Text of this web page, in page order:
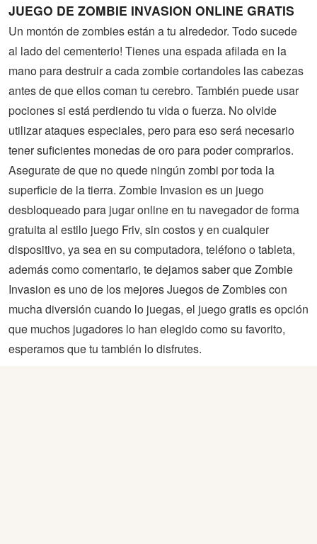
Animaciones
JUEGO DE ZOMBIE INVASION ONLINE GRATIS
Un montón de zombies están a tu alrededor. Todo sucede
al lado del cementerio! Tienes una espada afilada en la
mano para destruir a cada zombie cortandoles las cabezas
antes de que ellos coman tu cerebro. También puede usar
pociones si está perdiendo tu vida o fuerza. No olvide
utilizar ataques especiales, pero para eso será necesario
tener suficientes monedas de oro para poder comprarlos.
Asegurate de que no quede ningún zombi por toda la
superficie de la tierra. Zombie Invasion es un juego
desbloqueado para jugar online en tu navegador de forma
gratuita al estilo juego Friv, sin costos y en cualquier
dispositivo, ya sea en su computadora, teléfono o tableta,
además como comentario, te dejamos saber que Zombie
Invasion es uno de los mejores Juegos de Zombies con
mucha diversión cuando lo juegas, el juego gratis es opción
que muchos jugadores lo han elegido como su favorito,
esperamos que tu también lo disfrutes.